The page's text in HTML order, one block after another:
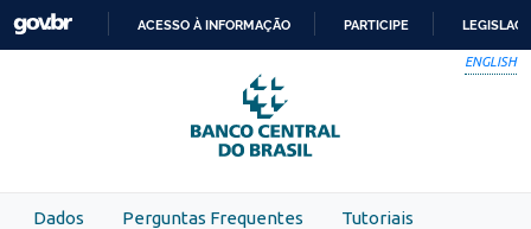
Skip to main content
PARA
O
CONTEÚDO
ACESSO À INFORMAÇÃO PARTICIPE
ENGLISH
Dados Perguntas Frequentes Tutoriais